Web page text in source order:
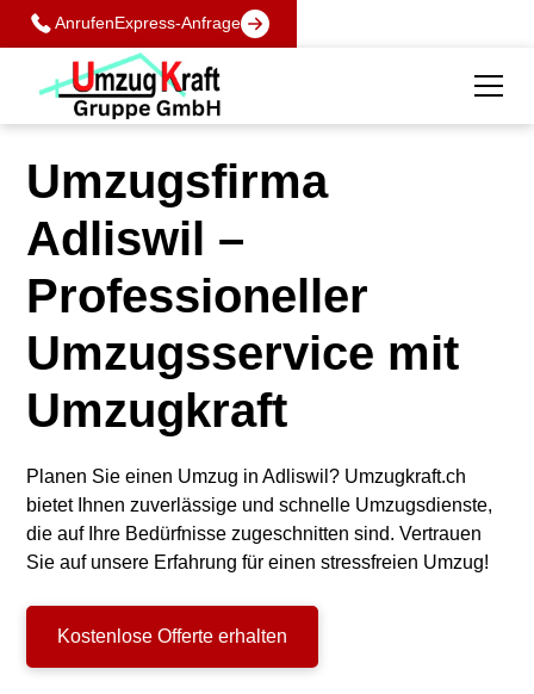
Anrufen Express-Anfrage
Umzugsfirma
Adliswil –
Professioneller
Umzugsservice mit
Umzugkraft
Planen Sie einen Umzug in Adliswil? Umzugkraft.ch
bietet Ihnen zuverlässige und schnelle Umzugsdienste,
die auf Ihre Bedürfnisse zugeschnitten sind. Vertrauen
Sie auf unsere Erfahrung für einen stressfreien Umzug!
Kostenlose Offerte erhalten